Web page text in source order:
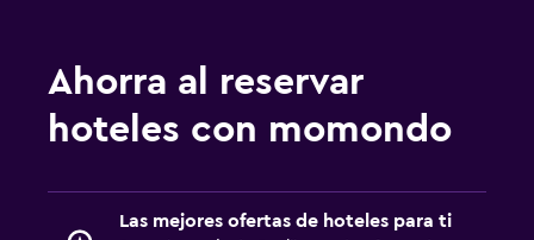
Jardín
Piscina climatizada
Piscina (cubierta)
Ahorra al reservar
hoteles con momondo
Las mejores ofertas de hoteles para ti